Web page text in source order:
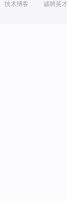
技术博客 诚聘英才